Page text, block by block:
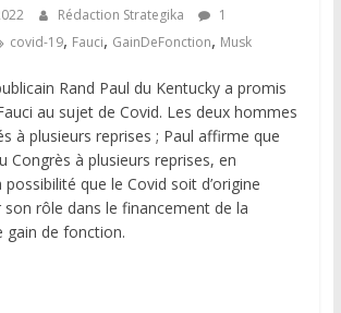
Rédaction Strategika
1
covid-19, Fauci, GainDeFonction, Musk
Rand Paul du Kentucky a promis
au sujet de Covid. Les deux hommes
à plusieurs reprises ; Paul affirme que
Congrès à plusieurs reprises, en
que le Covid soit d’origine
rôle dans le financement de la
gain de fonction.